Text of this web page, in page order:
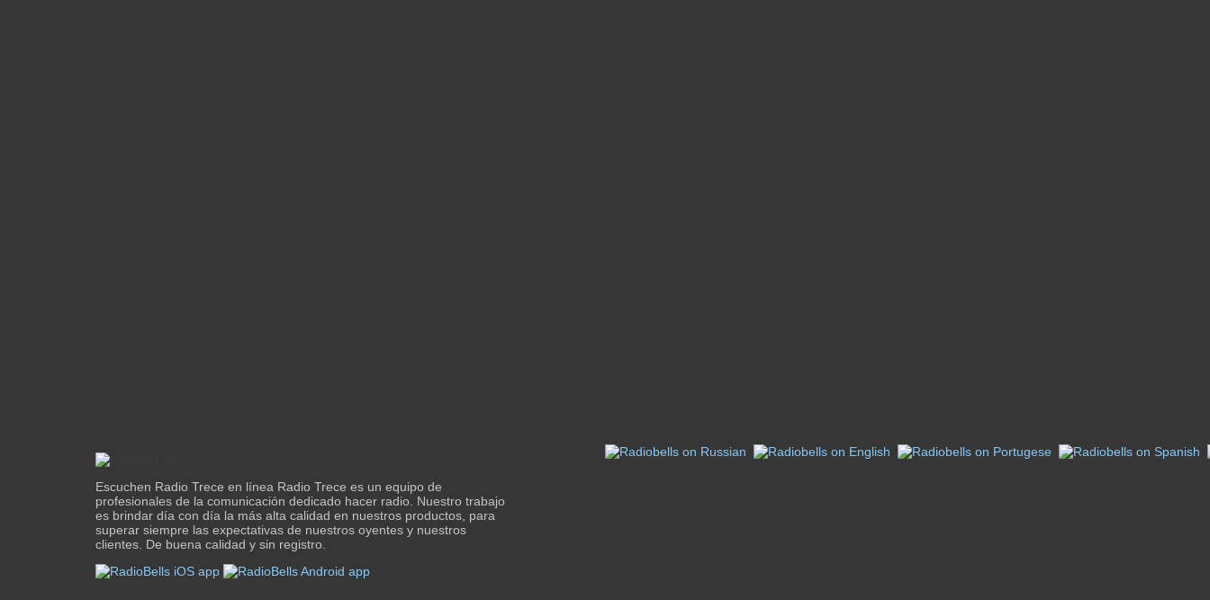
Escuchen Radio Trece en línea Radio Trece es un equipo de
profesionales de la comunicación dedicado hacer radio. Nuestro trabajo
es brindar día con día la más alta calidad en nuestros productos, para
superar siempre las expectativas de nuestros oyentes y nuestros
clientes. De buena calidad y sin registro.